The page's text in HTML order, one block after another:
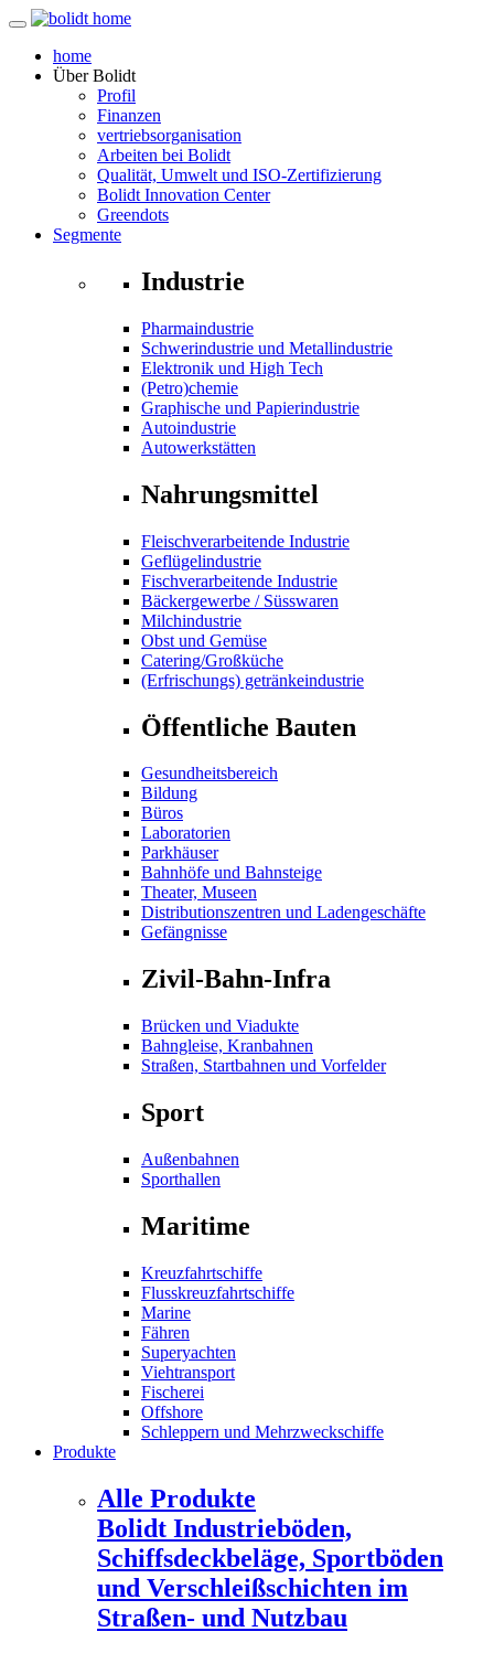
home
ÜberBolidt
Profil
Finanzen
vertriebsorganisation
Arbeiten bei Bolidt
Qualität, Umwelt und ISO-Zertifizierung
Bolidt Innovation Center
Greendots
Segmente
Industrie
Pharmaindustrie
Schwerindustrie und Metallindustrie
Elektronik und High Tech
(Petro)chemie
Graphische und Papierindustrie
Autoindustrie
Autowerkstätten
Nahrungsmittel
Fleischverarbeitende Industrie
Geflügelindustrie
Fischverarbeitende Industrie
Bäckergewerbe / Süsswaren
Milchindustrie
Obst und Gemüse
Catering/Großküche
(Erfrischungs) getränkeindustrie
Öffentliche Bauten
Gesundheitsbereich
Bildung
Büros
Laboratorien
Parkhäuser
Bahnhöfe und Bahnsteige
Theater, Museen
Distributionszentren und Ladengeschäfte
Gefängnisse
Zivil-Bahn-Infra
Brücken und Viadukte
Bahngleise, Kranbahnen
Straßen, Startbahnen und Vorfelder
Sport
Außenbahnen
Sporthallen
Maritime
Kreuzfahrtschiffe
Flusskreuzfahrtschiffe
Marine
Fähren
Superyachten
Viehtransport
Fischerei
Offshore
Schleppern und Mehrzweckschiffe
Produkte
Alle Produkte
Bolidt Industrieböden,
Schiffsdeckbeläge, Sportböden
und Verschleißschichten im
Straßen- und Nutzbau